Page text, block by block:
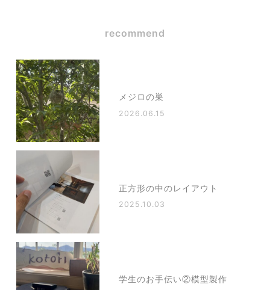
recommend
メジロの巣
2026.06.15
正方形の中のレイアウト
2025.10.03
学生のお手伝い②模型製作